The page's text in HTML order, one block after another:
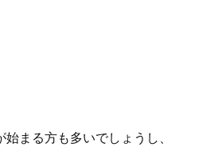
まる方も多いでしょうし、